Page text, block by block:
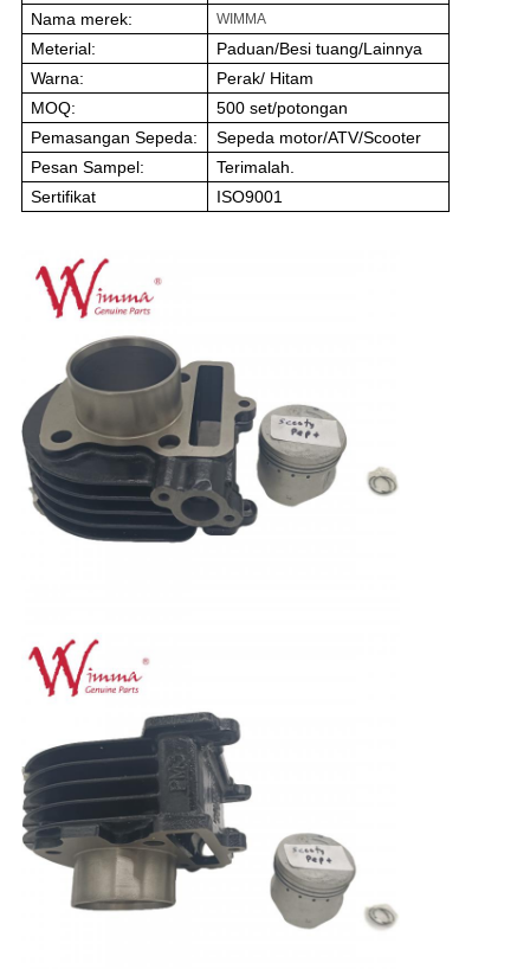
Nama merek:
WIMMA
Meterial:
Paduan/Besi tuang/Lainnya
Warna:
Perak/ Hitam
MOQ:
500 set/potongan
Pemasangan Sepeda:
Sepeda motor/ATV/Scooter
Pesan Sampel:
Terimalah.
Sertifikat
ISO9001